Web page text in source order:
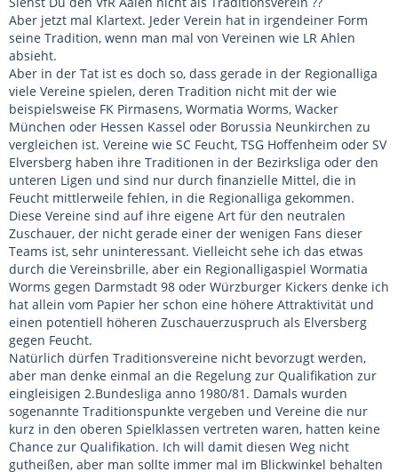
Aber jetzt mal Klartext. Jeder Verein hat in irgendeiner Form
seine Tradition, wenn man mal von Vereinen wie LR Ahlen
absieht.
Aber in der Tat ist es doch so, dass gerade in der Regionalliga
viele Vereine spielen, deren Tradition nicht mit der wie
beispielsweise FK Pirmasens, Wormatia Worms, Wacker
München oder Hessen Kassel oder Borussia Neunkirchen zu
vergleichen ist. Vereine wie SC Feucht, TSG Hoffenheim oder SV
Elversberg haben ihre Traditionen in der Bezirksliga oder den
unteren Ligen und sind nur durch finanzielle Mittel, die in
Feucht mittlerweile fehlen, in die Regionalliga gekommen.
Diese Vereine sind auf ihre eigene Art für den neutralen
Zuschauer, der nicht gerade einer der wenigen Fans dieser
Teams ist, sehr uninteressant. Vielleicht sehe ich das etwas
durch die Vereinsbrille, aber ein Regionalligaspiel Wormatia
Worms gegen Darmstadt 98 oder Würzburger Kickers denke ich
hat allein vom Papier her schon eine höhere Attraktivität und
einen potentiell höheren Zuschauerzuspruch als Elversberg
gegen Feucht.
Natürlich dürfen Traditionsvereine nicht bevorzugt werden,
aber man denke einmal an die Regelung zur Qualifikation zur
eingleisigen 2.Bundesliga anno 1980/81. Damals wurden
sogenannte Traditionspunkte vergeben und Vereine die nur
kurz in den oberen Spielklassen vertreten waren, hatten keine
Chance zur Qualifikation. Ich will damit diesen Weg nicht
gutheißen, aber man sollte immer mal im Blickwinkel behalten